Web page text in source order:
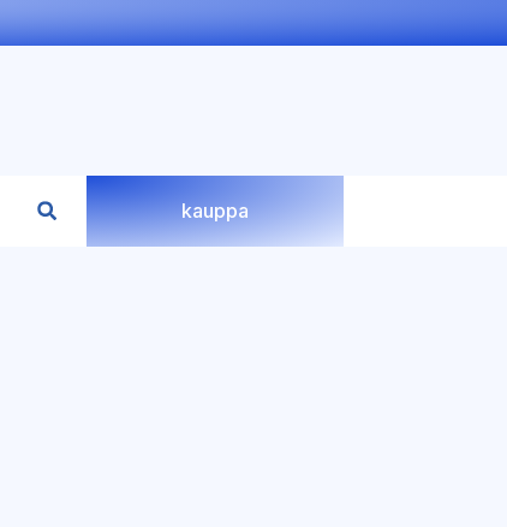
kauppa